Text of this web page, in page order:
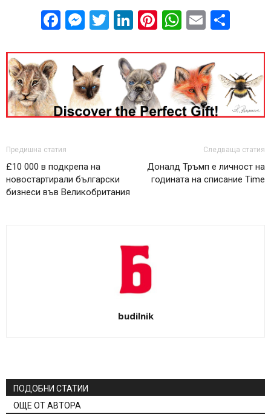
Facebook
Messenger
Twitter
LinkedIn
Pinterest
WhatsApp
Email
Предишна статия
£10 000 в подкрепа на
новостартирали български
бизнеси във Великобритания
Следваща статия
Доналд Тръмп е личност на
годината на списание Time
budilnik
ПОДОБНИ СТАТИИ
ОЩЕ ОТ АВТОРА